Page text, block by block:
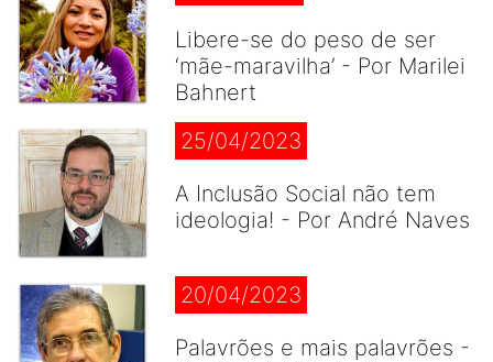
Libere-se do peso de ser
‘mãe-maravilha’ - Por Marilei
Bahnert
25/04/2023
A Inclusão Social não tem
ideologia! - Por André Naves
20/04/2023
Palavrões e mais palavrões -